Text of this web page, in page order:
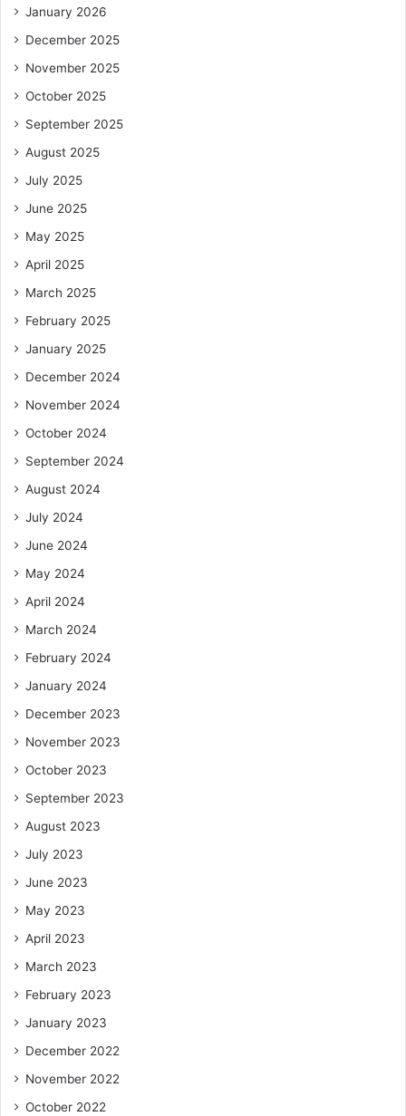
January 2026
December 2025
November 2025
October 2025
September 2025
August 2025
July 2025
June 2025
May 2025
April 2025
March 2025
February 2025
January 2025
December 2024
November 2024
October 2024
September 2024
August 2024
July 2024
June 2024
May 2024
April 2024
March 2024
February 2024
January 2024
December 2023
November 2023
October 2023
September 2023
August 2023
July 2023
June 2023
May 2023
April 2023
March 2023
February 2023
January 2023
December 2022
November 2022
October 2022